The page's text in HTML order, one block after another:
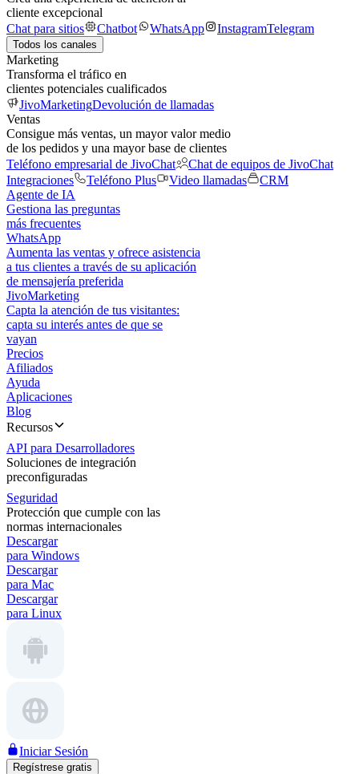
cliente excepcional
Chat para sitios
Chatbot WhatsApp InstagramTelegram
Todos los canales
Marketing
Transforma el tráfico en
clientes potenciales cualificados
JivoMarketingDevolución de llamadas
Ventas
Consigue más ventas, un mayor valor medio
de los pedidos y una mayor base de clientes
Teléfono empresarial de JivoChat
Chat de equipos de JivoChat
Integraciones
Teléfono Plus Video llamadas
CRM
Agente de IA
Gestiona las preguntas
más frecuentes
WhatsApp
Aumenta las ventas y ofrece asistencia
a tus clientes a través de su aplicación
de mensajería preferida
JivoMarketing
Capta la atención de tus visitantes:
capta su interés antes de que se
vayan
Precios
Afiliados
Ayuda
Aplicaciones
Blog
Recursos
API para Desarrolladores
Soluciones de integración
preconfiguradas
Seguridad
Protección que cumple con las
normas internacionales
Descargar
para Windows
Descargar
para Mac
Descargar
para Linux
Iniciar Sesión
Regístrese gratis